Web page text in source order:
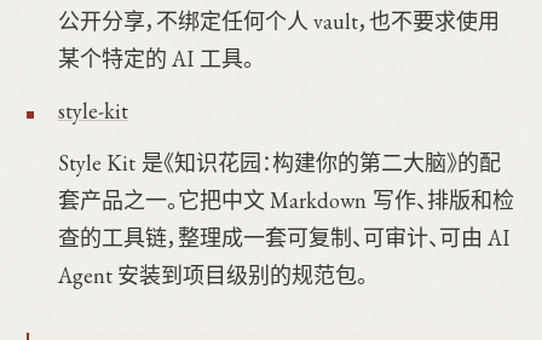
公开分享，不绑定任何个人 vault，也不要求使用
某个特定的 AI 工具。
style-kit
Style Kit 是《知识花园：构建你的第二大脑》的配
套产品之一。它把中文 Markdown 写作、排版和检
查的工具链，整理成一套可复制、可审计、可由 AI
Agent 安装到项目级别的规范包。